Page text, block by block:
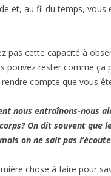
et, au fil du temps, vous
pas cette capacité à
pouvez rester comme ça
compte que vous
nous entraînons-nous
On dit souvent que
on ne sait pas
chose à faire pour